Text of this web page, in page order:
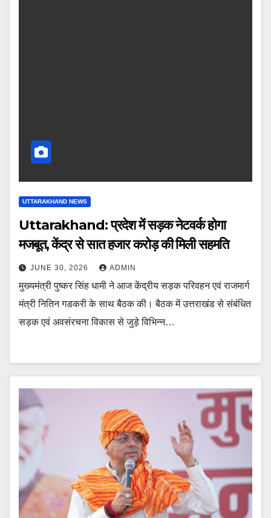
UTTARAKHAND NEWS
Uttarakhand: प्रदेश में सड़क नेटवर्क होगा
मजबूत, केंद्र से सात हजार करोड़ की मिली सहमति
JUNE 30, 2026 ADMIN
मुख्यमंत्री पुष्कर सिंह धामी ने आज केंद्रीय सड़क परिवहन एवं राजमार्ग
मंत्री नितिन गडकरी के साथ बैठक की। बैठक में उत्तराखंड से संबंधित
सड़क एवं अवसंरचना विकास से जुड़े विभिन्न…